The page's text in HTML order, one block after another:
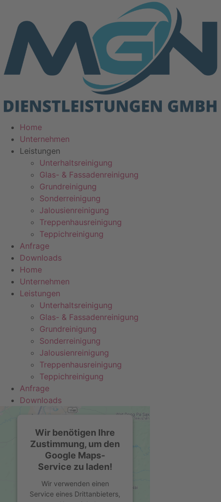
springen
Home
Unternehmen
Leistungen
Unterhaltsreinigung
Glas- & Fassadenreinigung
Grundreinigung
Sonderreinigung
Jalousienreinigung
Treppenhausreinigung
Teppichreinigung
Anfrage
Downloads
Home
Unternehmen
Leistungen
Unterhaltsreinigung
Glas- & Fassadenreinigung
Grundreinigung
Sonderreinigung
Jalousienreinigung
Treppenhausreinigung
Teppichreinigung
Anfrage
Downloads
Wir benötigen Ihre
Zustimmung, um den
Google Maps-
Service zu laden!
Wir verwenden einen
Service eines Drittanbieters,